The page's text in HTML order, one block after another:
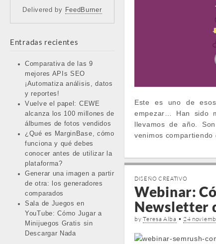
Delivered by FeedBurner
Entradas recientes
Comparativa de las 9
mejores APIs SEO
¡Automatiza análisis, datos
y reportes!
Vuelve el papel: CEWE
alcanza los 100 millones de
álbumes de fotos vendidos
¿Qué es MarginBase, cómo
funciona y qué debes
conocer antes de utilizar la
plataforma?
Generar una imagen a partir
de otra: los generadores
comparados
Sala de Juegos en
YouTube: Cómo Jugar a
Minijuegos Gratis sin
Descargar Nada
Este es uno de
empezar… Han sido
llevamos de año.
venimos
DISEÑO CREATIVO
Webinar:
Newsletter
byTeresa Alba • 24